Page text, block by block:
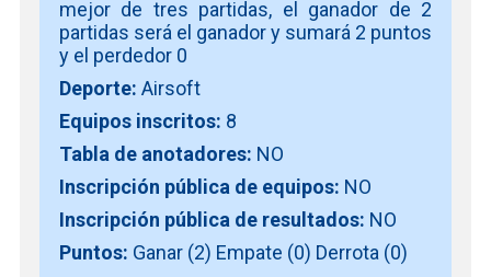
mejor de tres partidas, el ganador de 2
partidas será el ganador y sumará 2 puntos
y el perdedor 0
Deporte: Airsoft
Equipos inscritos: 8
Tabla de anotadores: NO
Inscripción pública de equipos: NO
Inscripción pública de resultados: NO
Puntos: Ganar (2) Empate (0) Derrota (0)